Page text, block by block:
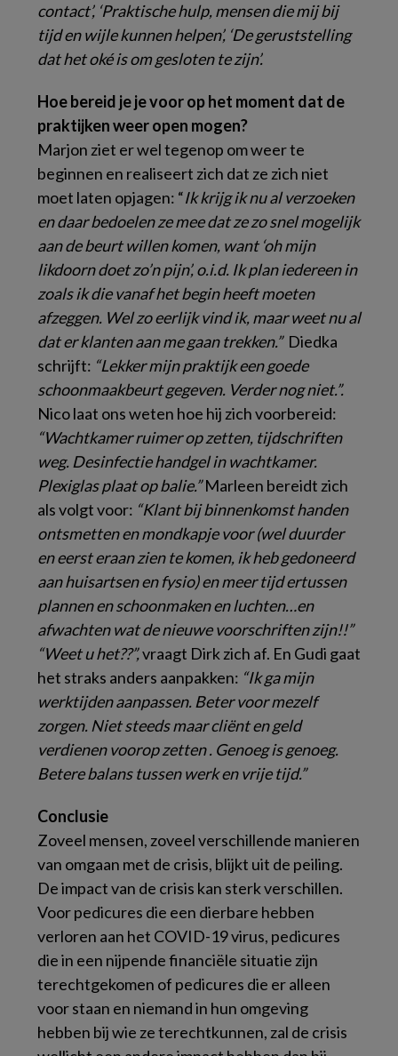
contact’, ‘Praktische hulp, mensen die mij bij
tijd en wijle kunnen helpen’, ‘De geruststelling
dat het oké is om gesloten te zijn’.
Hoe bereid je je voor op het moment dat de
praktijken weer open mogen?
Marjon ziet er wel tegenop om weer te
beginnen en realiseert zich dat ze zich niet
moet laten opjagen: “Ik krijg ik nu al verzoeken
en daar bedoelen ze mee dat ze zo snel mogelijk
aan de beurt willen komen, want ‘oh mijn
likdoorn doet zo’n pijn’, o.i.d. Ik plan iedereen in
zoals ik die vanaf het begin heeft moeten
afzeggen. Wel zo eerlijk vind ik, maar weet nu al
dat er klanten aan me gaan trekken.” Diedka
schrijft: “Lekker mijn praktijk een goede
schoonmaakbeurt gegeven. Verder nog niet.”.
Nico laat ons weten hoe hij zich voorbereid:
“Wachtkamer ruimer op zetten, tijdschriften
weg. Desinfectie handgel in wachtkamer.
Plexiglas plaat op balie.”Marleen bereidt zich
als volgt voor: “Klant bij binnenkomst handen
ontsmetten en mondkapje voor (wel duurder
en eerst eraan zien te komen, ik heb gedoneerd
aan huisartsen en fysio) en meer tijd ertussen
plannen en schoonmaken en luchten…en
afwachten wat de nieuwe voorschriften zijn!!”
“Weet u het??”,vraagt Dirk zich af. En Gudi gaat
het straks anders aanpakken: “Ik ga mijn
werktijden aanpassen. Beter voor mezelf
zorgen. Niet steeds maar cliënt en geld
verdienen voorop zetten . Genoeg is genoeg.
Betere balans tussen werk en vrije tijd.”
Conclusie
Zoveel mensen, zoveel verschillende manieren
van omgaan met de crisis, blijkt uit de peiling.
De impact van de crisis kan sterk verschillen.
Voor pedicures die een dierbare hebben
verloren aan het COVID-19 virus, pedicures
die in een nijpende financiële situatie zijn
terechtgekomen of pedicures die er alleen
voor staan en niemand in hun omgeving
hebben bij wie ze terechtkunnen, zal de crisis